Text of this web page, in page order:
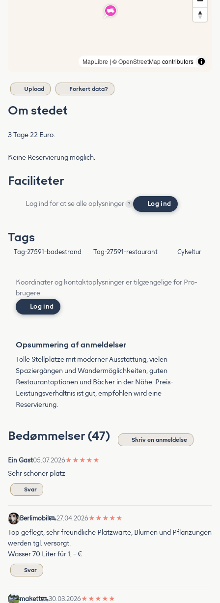
MapLibre | ©OpenStreetMapcontributors
Upload Forkert data?
Om stedet
3 Tage 22 Euro.
Keine Reservierung möglich.
Faciliteter
Log ind for at se alle oplysninger ? Log ind
Tags
Tag-27591-badestrand Tag-27591-restaurant Cykeltur
Koordinater og kontaktoplysninger er tilgængelige for Pro-
brugere.
Log ind
Opsummering af anmeldelser
Tolle Stellplätze mit moderner Ausstattung, vielen
Spaziergängen und Wandermöglichkeiten, guten
Restaurantoptionen und Bäcker in der Nähe. Preis-
Leistungsverhältnis ist gut, empfohlen wird eine
Reservierung.
Bedømmelser (47) Skriv en anmeldelse
Ein Gast05.07.2026★ ★ ★ ★ ★
Sehr schöner platz
Svar
Berlimobil 27.04.2026★ ★ ★ ★ ★
Top geflegt, sehr freundliche Platzwarte, Blumen und Pflanzungen
werden tgl. versorgt.
Wasser 70 Liter für 1, - €
Svar
makett 30.03.2026★ ★ ★ ★ ★